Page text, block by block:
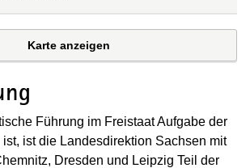
Karte anzeigen
Führung im Freistaat Aufgabe der
ist die Landesdirektion Sachsen mit
Dresden und Leipzig Teil der